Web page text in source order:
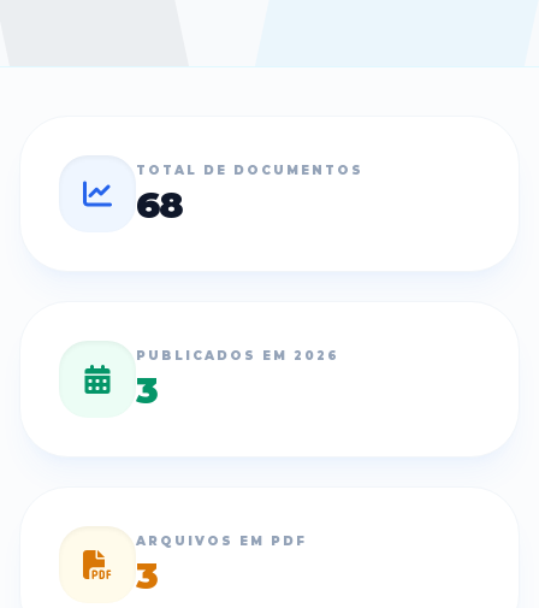
TOTAL DE DOCUMENTOS
68
PUBLICADOS EM 2026
3
ARQUIVOS EM PDF
3